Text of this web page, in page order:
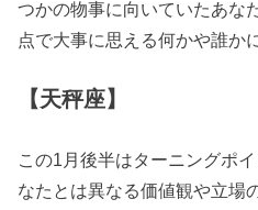
つかの物事に向いていたあな
点で大事に思える何かや誰か
【天秤座】
この1月後半はターニングポ
なたとは異なる価値観や立場